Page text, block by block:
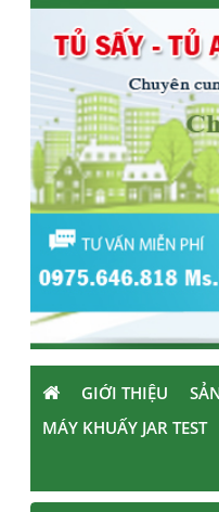
GIỚI THIỆU
MÁY KHUẤY JAR TEST